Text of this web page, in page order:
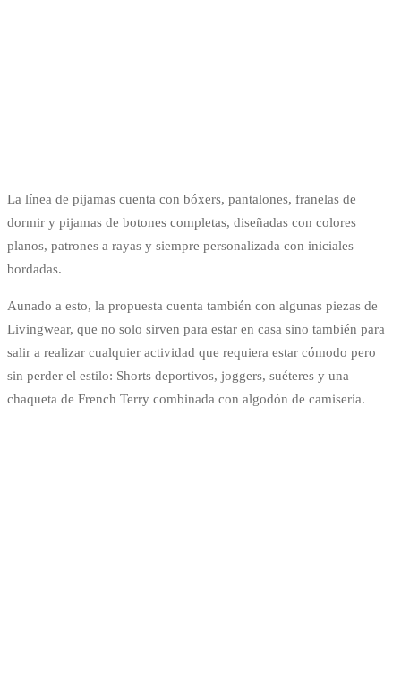
La línea de pijamas cuenta con bóxers, pantalones, franelas de
dormir y pijamas de botones completas, diseñadas con colores
planos, patrones a rayas y siempre personalizada con iniciales
bordadas.
Aunado a esto, la propuesta cuenta también con algunas piezas de
Livingwear, que no solo sirven para estar en casa sino también para
salir a realizar cualquier actividad que requiera estar cómodo pero
sin perder el estilo: Shorts deportivos, joggers, suéteres y una
chaqueta de French Terry combinada con algodón de camisería.